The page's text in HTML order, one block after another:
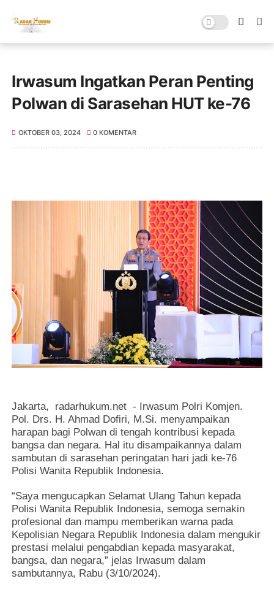
Irwasum Ingatkan Peran Penting
Polwan di Sarasehan HUT ke-76
OKTOBER 03, 2024 0 KOMENTAR
Jakarta, radarhukum.net - Irwasum Polri Komjen.
Pol. Drs. H. Ahmad Dofiri, M.Si. menyampaikan
harapan bagi Polwan di tengah kontribusi kepada
bangsa dan negara. Hal itu disampaikannya dalam
sambutan di sarasehan peringatan hari jadi ke-76
Polisi Wanita Republik Indonesia.
“Saya mengucapkan Selamat Ulang Tahun kepada
Polisi Wanita Republik Indonesia, semoga semakin
profesional dan mampu memberikan warna pada
Kepolisian Negara Republik Indonesia dalam mengukir
prestasi melalui pengabdian kepada masyarakat,
bangsa, dan negara,” jelas Irwasum dalam
sambutannya, Rabu (3/10/2024).